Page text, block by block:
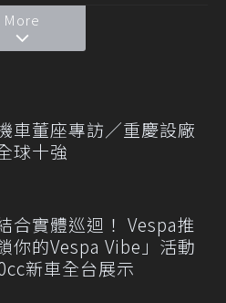
More
車董座專訪／重慶設廠
球十強
合實體巡迴！ Vespa推
你的Vespa Vibe」活動
新車全台展示